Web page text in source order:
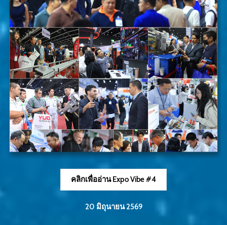
คลิกเพื่ออ่าน Expo Vibe #4
20 มิถุนายน 2569